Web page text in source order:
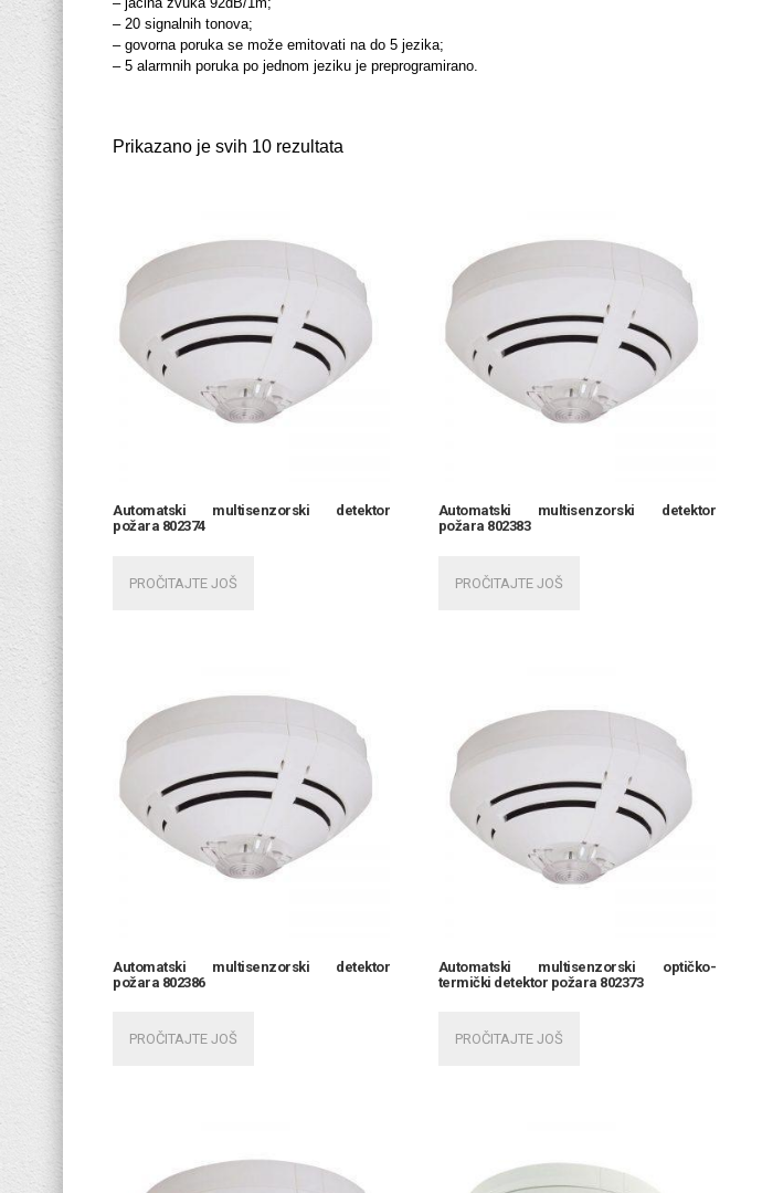
– 20 signalnih tonova;
– govorna poruka se može emitovati na do 5 jezika;
– 5 alarmnih poruka po jednom jeziku je preprogramirano.
Prikazano je svih 10 rezultata
Automatski multisenzorski detektor
požara 802374
PROČITAJTE JOŠ
Automatski multisenzorski detektor
požara 802383
PROČITAJTE JOŠ
Automatski multisenzorski detektor
požara 802386
PROČITAJTE JOŠ
Automatski multisenzorski optičko-
termički detektor požara 802373
PROČITAJTE JOŠ